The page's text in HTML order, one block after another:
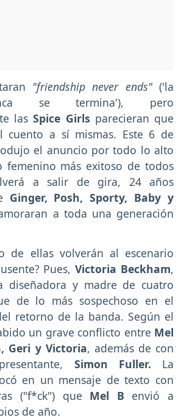
"friendship never ends"('la
se termina'), pero
lasSpice Girls parecieran que
cuento a sí mismas. Este 6 de
el anuncio por todo lo alto
más exitoso de todos
a salir de gira, 24 años
Ginger, Posh, Sporty, Baby y
a toda una generación
de ellas volverán al escenario
Pues,Victoria Beckham,
diseñadora y madre de cuatro
de lo más sospechoso en el
retorno de la banda. Según el
un grave conflicto entre Mel
Geri y Victoria, además de con
Simon Fuller. La
en un mensaje de texto con
("f*ck") que Mel B envió a
de año.